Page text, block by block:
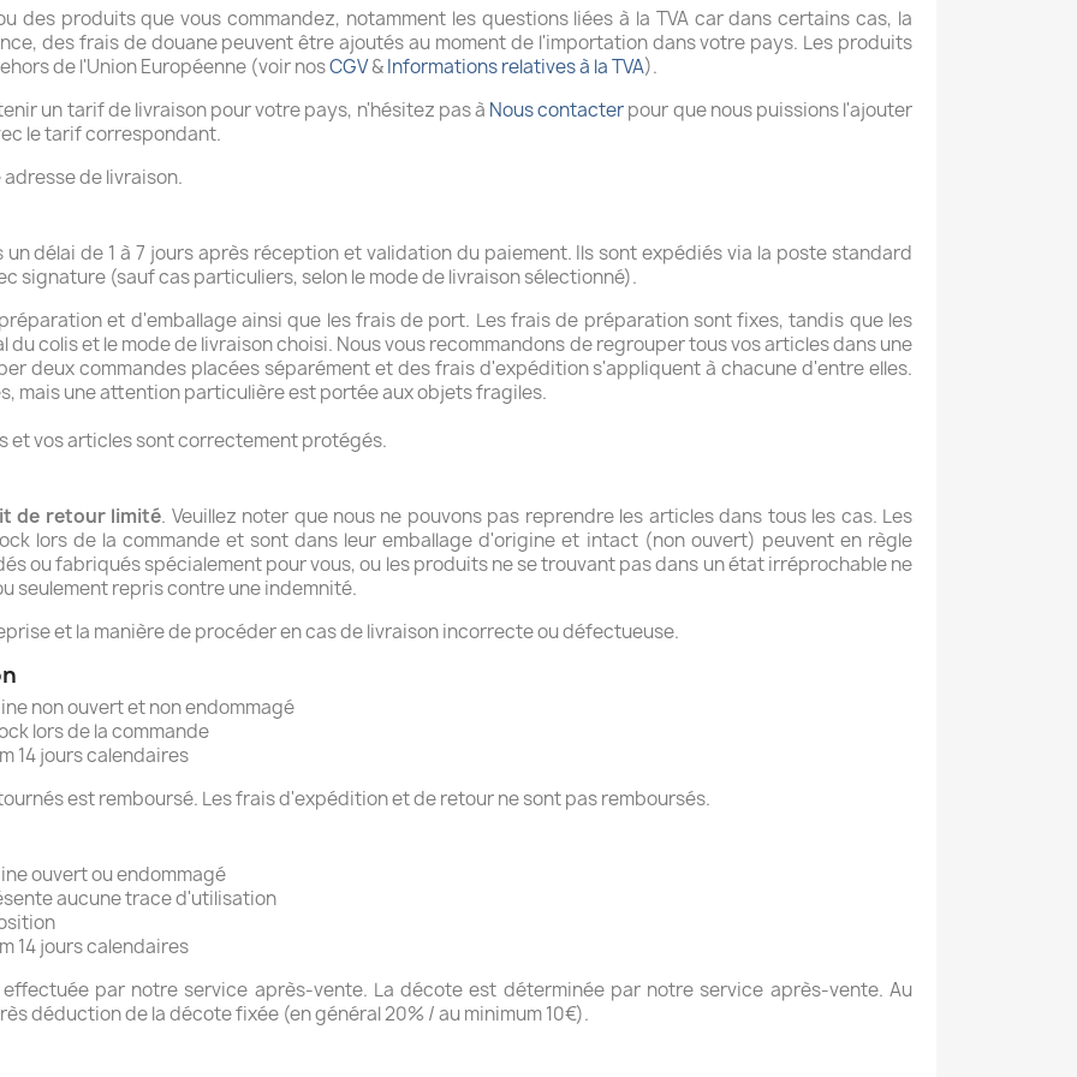
des produits que vous commandez, notamment les questions liées à la TVA car dans certains cas, la
des frais de douane peuvent être ajoutés au moment de l'importation dans votre pays. Les produits
de l'Union Européenne (voir nosCGV&Informations relatives à la TVA).
un tarif de livraison pour votre pays, n'hésitez pas à Nous contacterpour que nous puissions l'ajouter
le tarif correspondant.
de livraison.
délai de 1 à 7 jours après réception et validation du paiement. Ils sont expédiés via la poste standard
signature (sauf cas particuliers, selon le mode de livraison sélectionné).
et d'emballage ainsi que les frais de port. Les frais de préparation sont fixes, tandis que les
colis et le mode de livraison choisi. Nous vous recommandons de regrouper tous vos articles dans une
deux commandes placées séparément et des frais d'expédition s'appliquent à chacune d'entre elles.
mais une attention particulière est portée aux objets fragiles.
et vos articles sont correctement protégés.
de retour limité. Veuillez noter que nous ne pouvons pas reprendre les articles dans tous les cas. Les
lors de la commande et sont dans leur emballage d'origine et intact (non ouvert) peuvent en règle
ou fabriqués spécialement pour vous, ou les produits ne se trouvant pas dans un état irréprochable ne
seulement repris contre une indemnité.
et la manière de procéder en cas de livraison incorrecte ou défectueuse.
non ouvert et non endommagé
lors de la commande
14 jours calendaires
est remboursé. Les frais d'expédition et de retour ne sont pas remboursés.
ouvert ou endommagé
aucune trace d'utilisation
14 jours calendaires
par notre service après-vente. La décote est déterminée par notre service après-vente. Au
déduction de la décote fixée (en général 20% / au minimum 10€).